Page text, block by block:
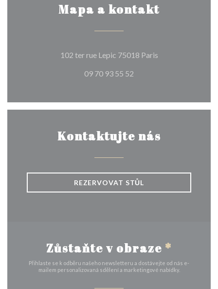
Mapa a kontakt
102 ter rue Lepic 75018 Paris((otevře se v
09 70 93 55 52
Kontaktujte nás
REZERVOVAT STŮL
Zůstaňte v obraze *
Přihlaste se k odběru našeho newsletteru a dostávejte od nás e-
mailem personalizovaná sdělení a marketingové nabídky.